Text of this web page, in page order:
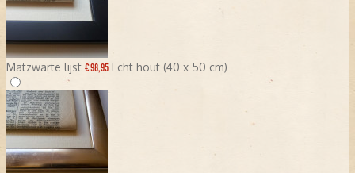
Matzwarte lijst € 98,95 Echt hout (40 x 50 cm)